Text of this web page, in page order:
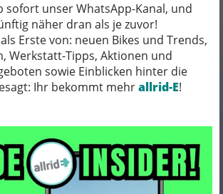
sofort unser WhatsApp-Kanal, und
näher dran als je zuvor!
Erste von: neuen Bikes und Trends,
Werkstatt-Tipps, Aktionen und
sowie Einblicken hinter die
Ihr bekommt mehrallrid-E!
PACKTASCHEN / ORTLIEB